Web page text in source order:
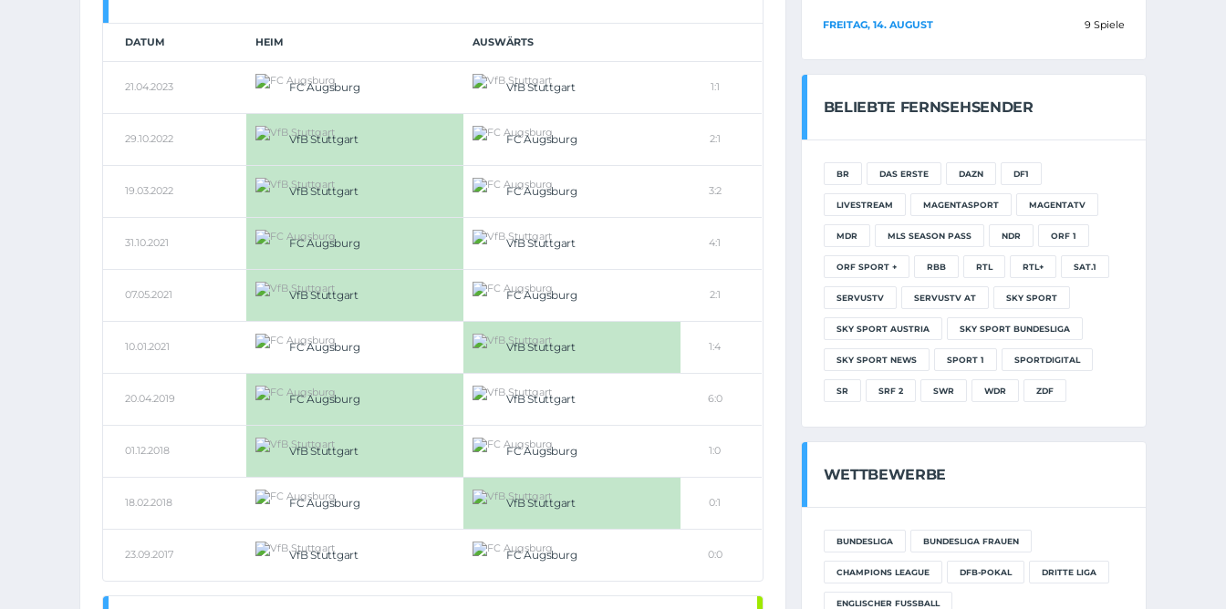
DATUM HEIM AUSWÄRTS
21.04.2023 FC Augsburg VfB Stuttgart 1:1
29.10.2022 VfB Stuttgart FC Augsburg 2:1
19.03.2022 VfB Stuttgart FC Augsburg 3:2
31.10.2021 FC Augsburg VfB Stuttgart 4:1
07.05.2021 VfB Stuttgart FC Augsburg 2:1
10.01.2021 FC Augsburg VfB Stuttgart 1:4
20.04.2019 FC Augsburg VfB Stuttgart 6:0
01.12.2018 VfB Stuttgart FC Augsburg 1:0
18.02.2018 FC Augsburg VfB Stuttgart 0:1
23.09.2017 VfB Stuttgart FC Augsburg 0:0
FREITAG, 14. AUGUST 9 Spiele
BELIEBTE FERNSEHSENDER
BR DAS ERSTE DAZN DF1
LIVESTREAM MAGENTASPORT MAGENTATV
MDR MLS SEASON PASS NDR ORF 1
ORF SPORT + RBB RTL RTL+ SAT.1
SERVUSTV SERVUSTV AT SKY SPORT
SKY SPORT AUSTRIA SKY SPORT BUNDESLIGA
SKY SPORT NEWS SPORT 1 SPORTDIGITAL
SR SRF 2 SWR WDR ZDF
WETTBEWERBE
BUNDESLIGA BUNDESLIGA FRAUEN
CHAMPIONS LEAGUE DFB-POKAL DRITTE LIGA
ENGLISCHER FUSSBALL